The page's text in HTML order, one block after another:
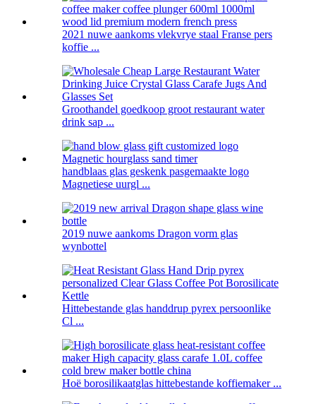
2021 nuwe aankoms vlekvrye staal Franse pers
koffie ...
Groothandel goedkoop groot restaurant water
drink sap ...
handblaas glas geskenk pasgemaakte logo
Magnetiese uurgl ...
2019 nuwe aankoms Dragon vorm glas
wynbottel
Hittebestande glas handdrup pyrex persoonlike
Cl ...
Hoë borosilikaatglas hittebestande koffiemaker ...